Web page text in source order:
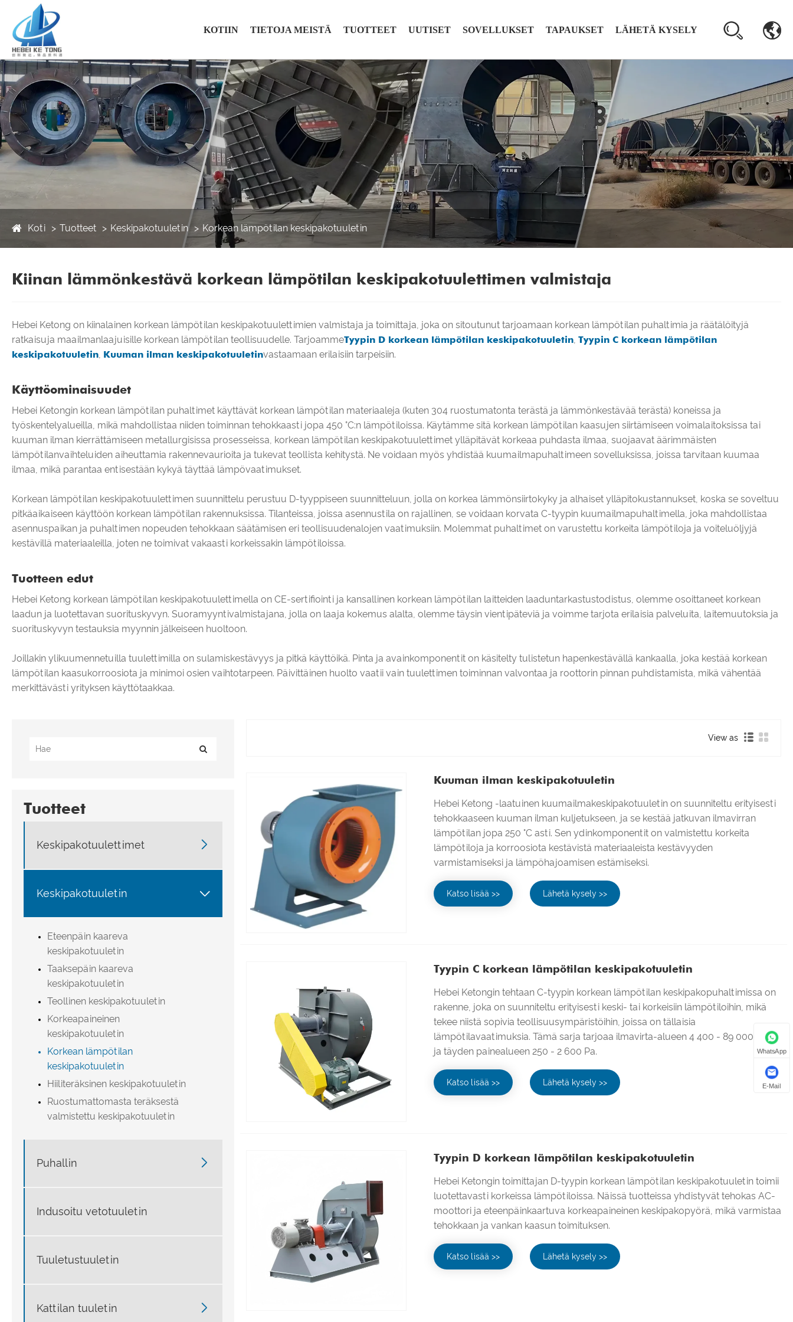
KOTIIN TIETOJA MEISTÄ TUOTTEET UUTISET SOVELLUKSET TAPAUKSET LÄHETÄ KYSELY
Koti Tuotteet Keskipakotuuletin Korkean lämpötilan keskipakotuuletin
Kiinan lämmönkestävä korkean lämpötilan keskipakotuulettimen valmistaja
Hebei Ketong on kiinalainen korkean lämpötilan keskipakotuulettimien valmistaja ja toimittaja, joka on sitoutunut tarjoamaan korkean lämpötilan puhaltimia ja räätälöityjä
ratkaisuja maailmanlaajuisille korkean lämpötilan teollisuudelle. TarjoammeTyypin D korkean lämpötilan keskipakotuuletin, Tyypin C korkean lämpötilan
keskipakotuuletin, Kuuman ilman keskipakotuuletinvastaamaan erilaisiin tarpeisiin.
Käyttöominaisuudet
Hebei Ketongin korkean lämpötilan puhaltimet käyttävät korkean lämpötilan materiaaleja (kuten 304 ruostumatonta terästä ja lämmönkestävää terästä) koneissa ja
työskentelyalueilla, mikä mahdollistaa niiden toiminnan tehokkaasti jopa 450 °C:n lämpötiloissa. Käytämme sitä korkean lämpötilan kaasujen siirtämiseen voimalaitoksissa tai
kuuman ilman kierrättämiseen metallurgisissa prosesseissa, korkean lämpötilan keskipakotuulettimet ylläpitävät korkeaa puhdasta ilmaa, suojaavat äärimmäisten
lämpötilanvaihteluiden aiheuttamia rakennevaurioita ja tukevat teollista kehitystä. Ne voidaan myös yhdistää kuumailmapuhaltimeen sovelluksissa, joissa tarvitaan kuumaa
ilmaa, mikä parantaa entisestään kykyä täyttää lämpövaatimukset.
Korkean lämpötilan keskipakotuulettimen suunnittelu perustuu D-tyyppiseen suunnitteluun, jolla on korkea lämmönsiirtokyky ja alhaiset ylläpitokustannukset, koska se soveltuu
pitkäaikaiseen käyttöön korkean lämpötilan rakennuksissa. Tilanteissa, joissa asennustila on rajallinen, se voidaan korvata C-tyypin kuumailmapuhaltimella, joka mahdollistaa
asennuspaikan ja puhaltimen nopeuden tehokkaan säätämisen eri teollisuudenalojen vaatimuksiin. Molemmat puhaltimet on varustettu korkeita lämpötiloja ja voiteluöljyjä
kestävillä materiaaleilla, joten ne toimivat vakaasti korkeissakin lämpötiloissa.
Tuotteen edut
Hebei Ketong korkean lämpötilan keskipakotuulettimella on CE-sertifiointi ja kansallinen korkean lämpötilan laitteiden laaduntarkastustodistus, olemme osoittaneet korkean
laadun ja luotettavan suorituskyvyn. Suoramyyntivalmistajana, jolla on laaja kokemus alalta, olemme täysin vientipäteviä ja voimme tarjota erilaisia ​​palveluita, laitemuutoksia ja
suorituskyvyn testauksia myynnin jälkeiseen huoltoon.
Joillakin ylikuumennetuilla tuulettimilla on sulamiskestävyys ja pitkä käyttöikä. Pinta ja avainkomponentit on käsitelty tulistetun hapenkestävällä kankaalla, joka kestää korkean
lämpötilan kaasukorroosiota ja minimoi osien vaihtotarpeen. Päivittäinen huolto vaatii vain tuulettimen toiminnan valvontaa ja roottorin pinnan puhdistamista, mikä vähentää
merkittävästi yrityksen käyttötaakkaa.
Tuotteet
Keskipakotuulettimet 
Keskipakotuuletin 
Eteenpäin kaareva
keskipakotuuletin
Taaksepäin kaareva
keskipakotuuletin
Teollinen keskipakotuuletin
Korkeapaineinen
keskipakotuuletin
Korkean lämpötilan
keskipakotuuletin
Hiiliteräksinen keskipakotuuletin
Ruostumattomasta teräksestä
valmistettu keskipakotuuletin
Puhallin 
Indusoitu vetotuuletin
Tuuletustuuletin
Kattilan tuuletin 
View as
Kuuman ilman keskipakotuuletin
Hebei Ketong -laatuinen kuumailmakeskipakotuuletin on suunniteltu erityisesti
tehokkaaseen kuuman ilman kuljetukseen, ja se kestää jatkuvan ilmavirran
lämpötilan jopa 250 °C asti. Sen ydinkomponentit on valmistettu korkeita
lämpötiloja ja korroosiota kestävistä materiaaleista kestävyyden
varmistamiseksi ja lämpöhajoamisen estämiseksi.
Katso lisää >> Lähetä kysely >>
Tyypin C korkean lämpötilan keskipakotuuletin
Hebei Ketongin tehtaan C-tyypin korkean lämpötilan keskipakopuhaltimissa on
rakenne, joka on suunniteltu erityisesti keski- tai korkeisiin lämpötiloihin, mikä
tekee niistä sopivia teollisuusympäristöihin, joissa on tällaisia ​​
lämpötilavaatimuksia. Tämä sarja tarjoaa ilmavirta-alueen 4 400 - 89 000 m³/h
ja täyden painealueen 250 - 2 600 Pa.
Katso lisää >> Lähetä kysely >>
Tyypin D korkean lämpötilan keskipakotuuletin
Hebei Ketongin toimittajan D-tyypin korkean lämpötilan keskipakotuuletin toimii
luotettavasti korkeissa lämpötiloissa. Näissä tuotteissa yhdistyvät tehokas AC-
moottori ja eteenpäinkaartuva korkeapaineinen keskipakopyörä, mikä varmistaa
tehokkaan ja vankan kaasun toimituksen.
Katso lisää >> Lähetä kysely >>
WhatsApp
E-Mail